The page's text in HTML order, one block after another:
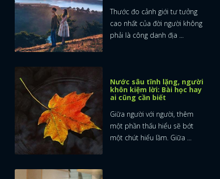
Thước đo cảnh giới tư tưởng
cao nhất của đời người không
phải là công danh địa ...
Nước sâu tĩnh lặng, người
khôn kiệm lời: Bài học hay
ai cũng cần biết
Giữa người với người, thêm
một phần thấu hiểu sẽ bớt
một chút hiểu lầm. Giữa ...